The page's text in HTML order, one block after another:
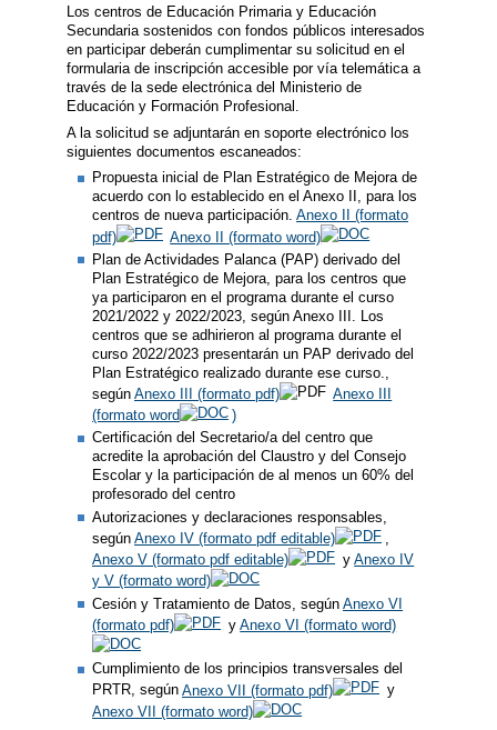
Los centros de Educación Primaria y Educación
Secundaria sostenidos con fondos públicos interesados
en participar deberán cumplimentar su solicitud en el
formularia de inscripción accesible por vía telemática a
través de la sede electrónica del Ministerio de
Educación y Formación Profesional.
A la solicitud se adjuntarán en soporte electrónico los
siguientes documentos escaneados:
Propuesta inicial de Plan Estratégico de Mejora de
acuerdo con lo establecido en el Anexo II, para los
centros de nueva participación.Anexo II (formato
pdf)
Anexo II (formato word)
Plan de Actividades Palanca (PAP) derivado del
Plan Estratégico de Mejora, para los centros que
ya participaron en el programa durante el curso
2021/2022 y 2022/2023, según Anexo III. Los
centros que se adhirieron al programa durante el
curso 2022/2023 presentarán un PAP derivado del
Plan Estratégico realizado durante ese curso.,
segúnAnexo III (formato pdf)
Anexo III
(formato word
)
Certificación del Secretario/a del centro que
acredite la aprobación del Claustro y del Consejo
Escolar y la participación de al menos un 60% del
profesorado del centro
Autorizaciones y declaraciones responsables,
segúnAnexo IV (formato pdf editable)
Anexo V (formato pdf editable)
yAnexo IV
y V (formato word)
Cesión y Tratamiento de Datos, segúnAnexo VI
(formato pdf)
yAnexo VI (formato word)
Cumplimiento de los principios transversales del
PRTR, segúnAnexo VII (formato pdf)
y
Anexo VII (formato word)